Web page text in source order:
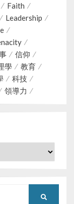
Faith
Leadership
信仰
學
教育
科技
領導力